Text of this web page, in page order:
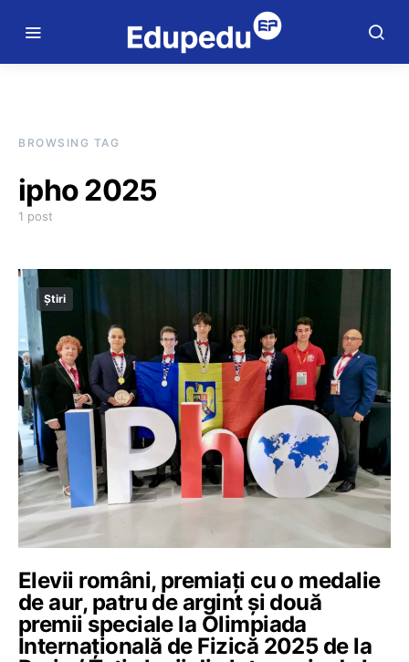
BROWSING TAG
ipho 2025
1 post
Știri
Elevii români, premiați cu o medalie
de aur, patru de argint și două
premii speciale la Olimpiada
Internațională de Fizică 2025 de la